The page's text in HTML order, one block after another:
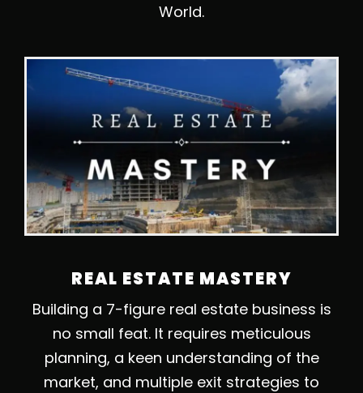
World.
REAL ESTATE MASTERY
Building a 7-figure real estate business is
no small feat. It requires meticulous
planning, a keen understanding of the
market, and multiple exit strategies to